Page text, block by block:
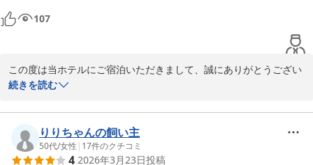
相鉄フレッサイン横浜戸塚　フロント
相鉄フレッサイン 横浜戸塚
107
この度は当ホテルにご宿泊いただきまして、誠にありがとうござい
ます。
お客様に快適にお過ごしいただけました事、大変嬉しく思います。
これからもより快適にお過ごしいただけます様、スタッフ一同精進
して参ります。
続きを読む
りりちゃんの飼い主
50代/女性 | 17件のクチコミ
4 2026年3月23日投稿